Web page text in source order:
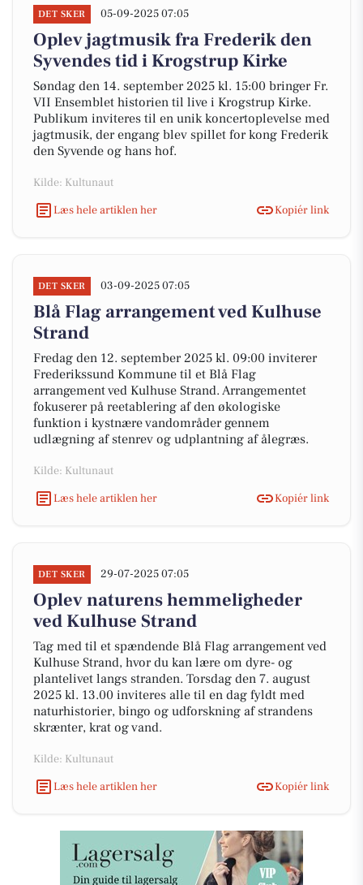
DET SKER 05-09-2025 07:05
Oplev jagtmusik fra Frederik den
Syvendes tid i Krogstrup Kirke
Søndag den 14. september 2025 kl. 15:00 bringer Fr.
VII Ensemblet historien til live i Krogstrup Kirke.
Publikum inviteres til en unik koncertoplevelse med
jagtmusik, der engang blev spillet for kong Frederik
den Syvende og hans hof.
Kilde: Kultunaut
Læs hele artiklen her
Kopiér link
DET SKER 03-09-2025 07:05
Blå Flag arrangement ved Kulhuse
Strand
Fredag den 12. september 2025 kl. 09:00 inviterer
Frederikssund Kommune til et Blå Flag
arrangement ved Kulhuse Strand. Arrangementet
fokuserer på reetablering af den økologiske
funktion i kystnære vandområder gennem
udlægning af stenrev og udplantning af ålegræs.
Kilde: Kultunaut
Læs hele artiklen her
Kopiér link
DET SKER 29-07-2025 07:05
Oplev naturens hemmeligheder
ved Kulhuse Strand
Tag med til et spændende Blå Flag arrangement ved
Kulhuse Strand, hvor du kan lære om dyre- og
plantelivet langs stranden. Torsdag den 7. august
2025 kl. 13.00 inviteres alle til en dag fyldt med
naturhistorier, bingo og udforskning af strandens
skrænter, krat og vand.
Kilde: Kultunaut
Læs hele artiklen her
Kopiér link